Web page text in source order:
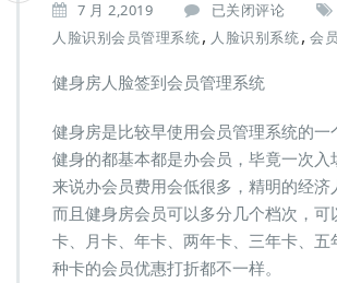
7 月 2,2019
健
身
房
人
脸
到
会
员
管
理
系
统
已关闭评论
人脸识别会员管理系统, 人脸识别系统, 会
健身房人脸签到会员管理系统
健身房是比较早使用会员管理系统的一
健身的都基本都是办会员，毕竟一次入
来说办会员费用会低很多，精明的经济
而且健身房会员可以多分几个档次，可
卡、月卡、年卡、两年卡、三年卡、五
种卡的会员优惠打折都不一样。